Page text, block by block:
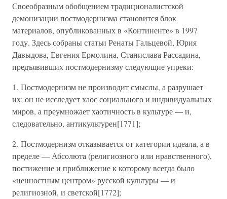
Своеобразным обобщением традиционалистской
демонизации постмодернизма становится блок
материалов, опубликованных в «Континенте» в 1997
году. Здесь собраны статьи Ренаты Гальцевой, Юрия
Давыдова, Евгения Ермолина, Станислава Рассадина,
предъявивших постмодернизму следующие упреки:
1. Постмодернизм не производит смыслы, а разрушает
их; он не исследует хаос социального и индивидуальных
миров, а преумножает хаотичность в культуре — и,
следовательно, антикультурен[1771];
2. Постмодернизм отказывается от категории идеала, а в
пределе — Абсолюта (религиозного или нравственного),
постижение и приближение к которому всегда было
«ценностным центром» русской культуры — и
религиозной, и светской[1772];